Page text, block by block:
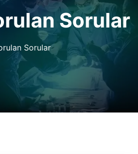
Sorular
Sorular